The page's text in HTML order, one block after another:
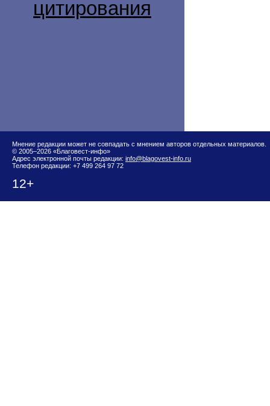
Мнение редакции может не совпадать с мнением авторов отдельных материалов.
© 2005–2026 «Благовест-инфо»
Адрес электронной почты редакции: info@blagovest-info.ru
Телефон редакции: +7 499 264 97 72
12+